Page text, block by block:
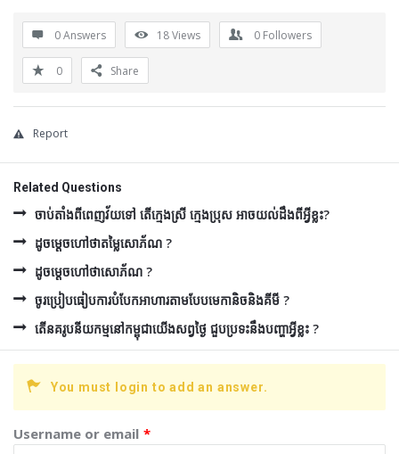
0 Answers 18Views 0 Followers
0 Share
Report
Related Questions
ចាប់តាំងពីពេញវ័យទៅ តើក្មេងស្រី ក្មេងប្រុស អាចយល់ដឹងពីអ្វីខ្លះ?
ដូចម្ដេចហៅថាតម្លៃសោភ័ណ ?
ដូចម្ដេចហៅថាសោភ័ណ ?
ចូរប្រៀបធៀបការបំបែកអាហារតាមបែបមេកានិចនិងគីមី ?
តើនគរូបនីយកម្មនៅកម្ពុជាយើងសព្វថ្ងៃ ជួបប្រទះនឹងបញ្ហាអ្វីខ្លះ ?
You must login to add an answer.
Username or email *